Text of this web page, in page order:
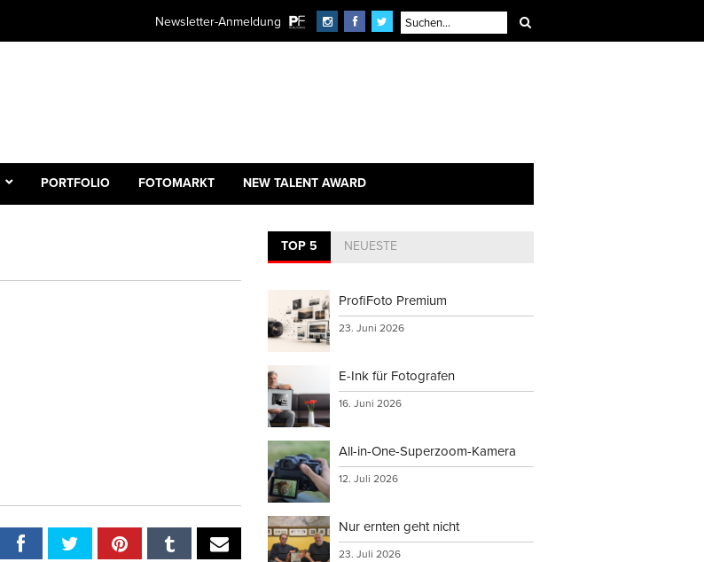
Newsletter-Anmeldung
PORTFOLIO FOTOMARKT NEW TALENT AWARD
TOP 5 NEUESTE
ProfiFoto Premium
23. Juni 2026
E-Ink für Fotografen
16. Juni 2026
All-in-One-Superzoom-Kamera
12. Juli 2026
Nur ernten geht nicht
23. Juli 2026